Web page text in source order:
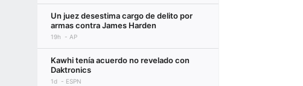
Un juez desestima cargo de delito por
armas contra James Harden
19h AP
Kawhi tenía acuerdo no revelado con
Daktronics
1d ESPN